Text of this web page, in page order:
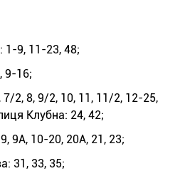
1-9, 11-23, 48;
9-16;
7/2, 8, 9/2, 10, 11, 11/2, 12-25,
Клубна: 24, 42;
9А, 10-20, 20А, 21, 23;
31, 33, 35;